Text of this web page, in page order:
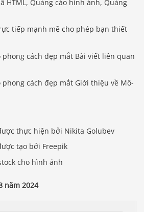
HTML, Quảng cáo hình ảnh, Quảng
tiếp mạnh mẽ cho phép bạn thiết
cách đẹp mắt Bài viết liên quan
cách đẹp mắt Giới thiệu về Mô-
thực hiện bởi Nikita Golubev
tạo bởi Freepik
cho hình ảnh
năm 2024